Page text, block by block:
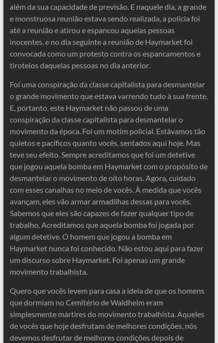
além da sua capacidade de previsão. E naquele dia, a grande
e monstruosa reunião estava sendo realizada, a polícia foi
até a reunião e atirou e espancou aquelas pessoas
inocentes, e no dia seguinte a reunião de Haymarket foi
convocada como um protesto contra os espancamentos e
tiroteios daquelas pessoas no dia anterior.
Foi uma conspiração da classe capitalista para desmantelar
o grande movimento que estava varrendo tudo à sua frente.
E, portanto, este Haymarket não passou de uma
conspiração da classe capitalista para desmantelar o
movimento da época. Foi um motim policial. Estávamos tão
quietos e pacíficos quanto vocês, sentados aqui hoje. Mas
teve seu efeito. Sempre acreditamos que foi um detetive
que jogou aquela bomba em Haymarket com o propósito de
desmantelar o movimento de oito horas. Agora, cuidado
com esses canalhas no meio de vocês. À medida que vocês
avançam, eles vão armar armadilhas dessas para vocês.
Sabemos que eles são capazes de fazer qualquer tipo de
trabalho. Acreditamos que aquela bomba foi jogada por
algum detetive. O homem que jogou a bomba em
Haymarket nunca foi conhecido. Não estou aqui para fazer
um discurso sobre Haymarket. Foi apenas um grande
movimento trabalhista.
Quero que vocês levem para casa a ideia de que os homens
que dormiam no Cemitério de Waldheim eram
simplesmente mártires do movimento trabalhista. Aqueles
de vocês que hoje desfrutam de melhores condições, nós
devemos desfrutar de melhores condições depois de